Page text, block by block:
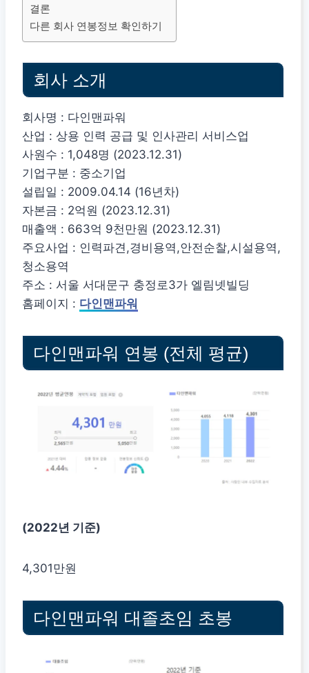
결론
다른 회사 연봉정보 확인하기
회사 소개
회사명 : 다인맨파워
산업 : 상용 인력 공급 및 인사관리 서비스업
사원수 : 1,048명 (2023.12.31)
기업구분 : 중소기업
설립일 : 2009.04.14 (16년차)
자본금 : 2억원 (2023.12.31)
매출액 : 663억 9천만원 (2023.12.31)
주요사업 : 인력파견,경비용역,안전순찰,시설용역,
청소용역
주소 : 서울 서대문구 충정로3가 엘림넷빌딩
홈페이지 : 다인맨파워
다인맨파워 연봉 (전체 평균)
(2022년 기준)
4,301만원
다인맨파워 대졸초임 초봉